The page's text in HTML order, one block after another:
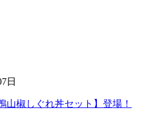
日
山椒しぐれ丼セット】登場！